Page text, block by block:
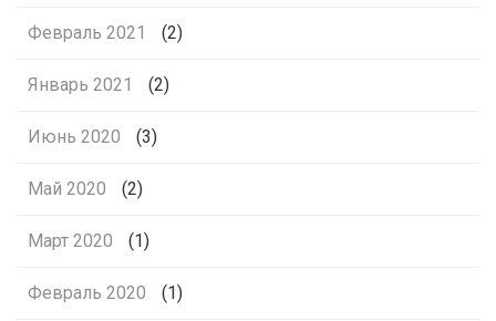
Февраль 2021 (2)
Январь 2021 (2)
Июнь 2020 (3)
Май 2020 (2)
Март 2020 (1)
Февраль 2020 (1)